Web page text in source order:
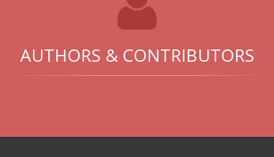
AUTHORS & CONTRIBUTORS